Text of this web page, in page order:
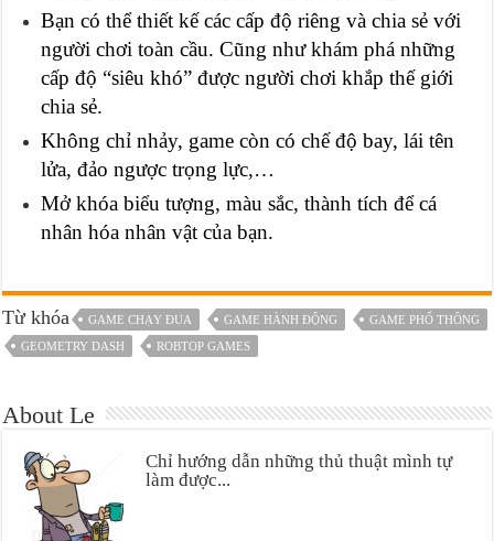
Bạn có thể thiết kế các cấp độ riêng và chia sẻ với
người chơi toàn cầu. Cũng như khám phá những
cấp độ “siêu khó” được người chơi khắp thế giới
chia sẻ.
Không chỉ nhảy, game còn có chế độ bay, lái tên
lửa, đảo ngược trọng lực,…
Mở khóa biểu tượng, màu sắc, thành tích để cá
nhân hóa nhân vật của bạn.
Từ khóa GAME CHẠY ĐUA GAME HÀNH ĐỘNG
GAME PHỔ THÔNG
GEOMETRY DASH
ROBTOP GAMES
About Le
Chỉ hướng dẫn những thủ thuật mình tự
làm được...